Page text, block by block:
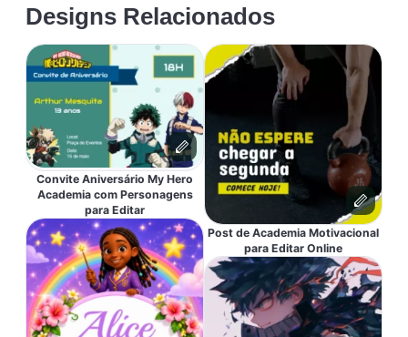
Designs Relacionados
Convite Aniversário My Hero
Academia com Personagens
para Editar
Post de Academia Motivacional
para Editar Online